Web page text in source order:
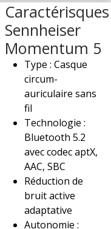
Caractérisques
Sennheiser
Momentum 5
Type : Casque
circum-
auriculaire sans
fil
Technologie :
Bluetooth 5.2
avec codec aptX,
AAC, SBC
Réduction de
bruit active
adaptative
Autonomie :